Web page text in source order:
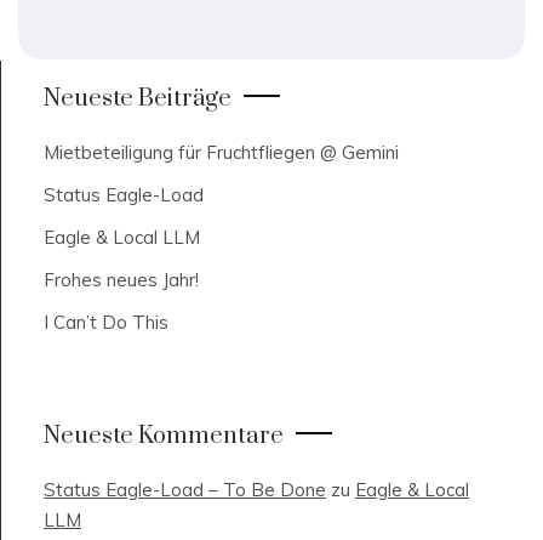
Neueste Beiträge
Mietbeteiligung für Fruchtfliegen @ Gemini
Status Eagle-Load
Eagle & Local LLM
Frohes neues Jahr!
I Can’t Do This
Neueste Kommentare
Status Eagle-Load – To Be Done zu Eagle & Local
LLM